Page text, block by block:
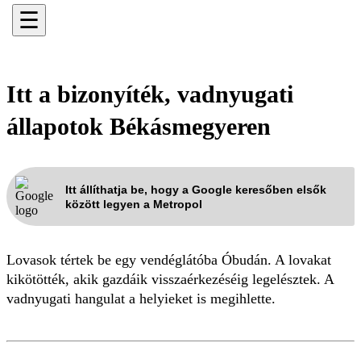
☰
Itt a bizonyíték, vadnyugati
állapotok Békásmegyeren
Itt állíthatja be, hogy a Google keresőben elsők
között legyen a Metropol
Lovasok tértek be egy vendéglátóba Óbudán. A lovakat
kikötötték, akik gazdáik visszaérkezéséig legelésztek. A
vadnyugati hangulat a helyieket is megihlette.